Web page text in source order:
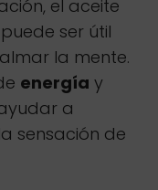
el aceite
ser útil
la mente.
energía y
a
sensación de